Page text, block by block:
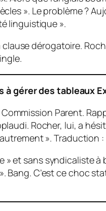
». Le problème ?
linguistique ».
dérogatoire.
à gérer des tableaux
Parent.
Rocher, lui, a
».
» et sans syndicaliste
Bang. C’est ce choc